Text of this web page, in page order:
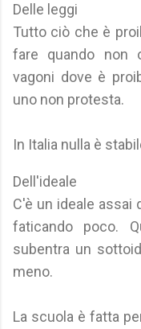
Delle leggi
Tutto ciò che è
fare quando non
vagoni dove è
uno non protesta.
In Italia nulla è
Dell'ideale
C'è un ideale assai
faticando poco.
subentra un
meno.
La scuola è fatta